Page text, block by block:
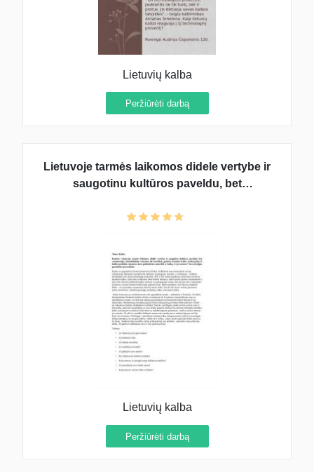
Lietuvių kalba
Peržiūrėti darbą
Lietuvoje tarmės laikomos didele vertybe ir
saugotinu kultūros paveldu, bet
bendrinė, griežtai norminė kalba. Kokią įtaką
galimybėms puoselėti i
Lietuvių kalba
Peržiūrėti darbą